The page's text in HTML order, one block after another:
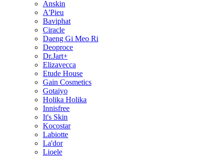
Anskin
A'Pieu
Baviphat
Ciracle
Daeng Gi Meo Ri
Deoproce
Dr.Jart+
Elizavecca
Etude House
Gain Cosmetics
Gotaiyo
Holika Holika
Innisfree
It's Skin
Kocostar
Labiotte
La'dor
Lioele